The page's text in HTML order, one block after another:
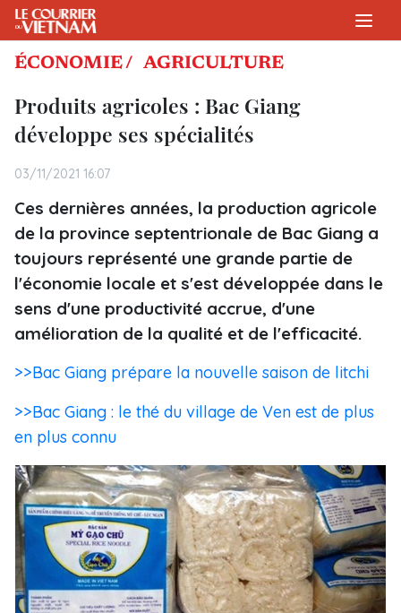
ÉCONOMIE / AGRICULTURE
Produits agricoles : Bac Giang
développe ses spécialités
03/11/2021 16:07
Ces dernières années, la production agricole
de la province septentrionale de Bac Giang a
toujours représenté une grande partie de
l'économie locale et s'est développée dans le
sens d'une productivité accrue, d'une
amélioration de la qualité et de l'efficacité.
>>Bac Giang prépare la nouvelle saison de litchi
>>Bac Giang : le thé du village de Ven est de plus
en plus connu